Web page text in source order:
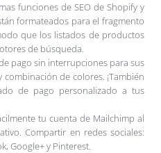
funciones de SEO de Shopify y
formateados para el fragmento
que los listados de productos
de búsqueda.
pago sin interrupciones para sus
de colores. ¡También
de pago personalizado a tus
tu cuenta de Mailchimp al
Compartir en redes sociales:
Google+ y Pinterest.